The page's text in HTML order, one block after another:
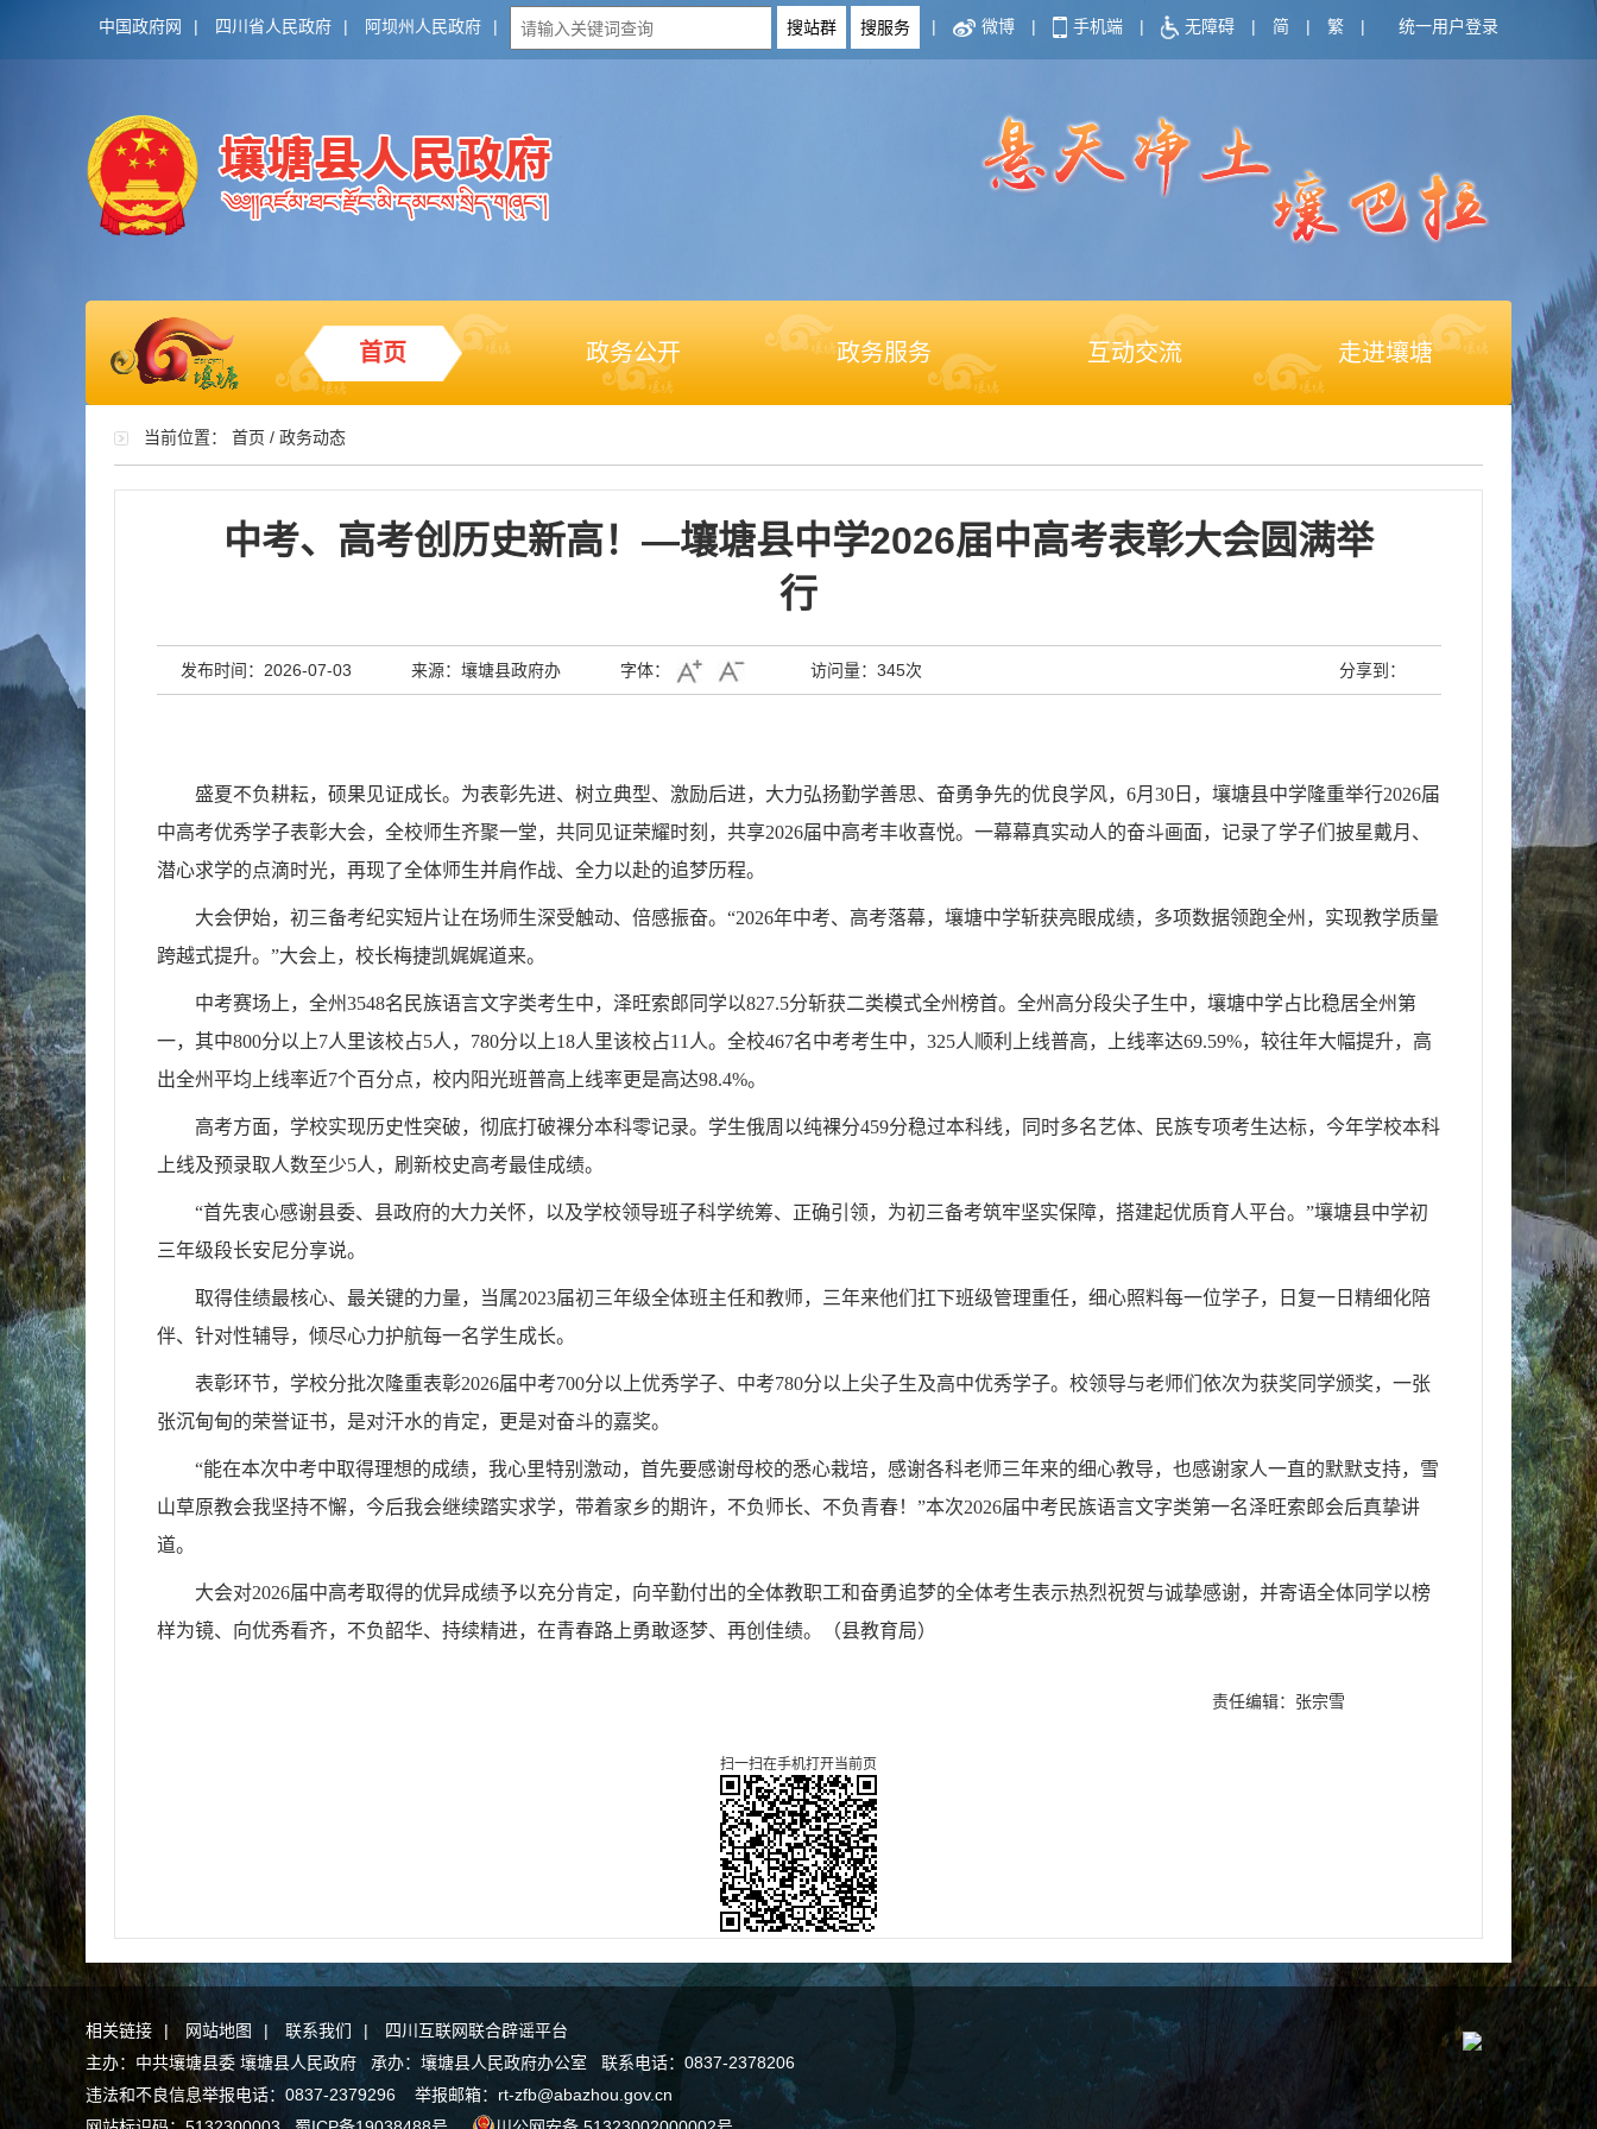
中国政府网 | 四川省人民政府 | 阿坝州人民政府 | | 微博 | 手机端 | 无障碍 | 简 | 繁 | 统一用户登录
首页 政务公开 政务服务 互动交流 走进壤塘
当前位置： 首页 / 政务动态
中考、高考创历史新高！—壤塘县中学2026届中高考表彰大会圆满举
行
发布时间：2026-07-03 来源：壤塘县政府办 字体： 访问量： 345次 分享到：
盛夏不负耕耘，硕果见证成长。为表彰先进、树立典型、激励后进，大力弘扬勤学善思、奋勇争先的优良学风，6月30日，壤塘县中学隆重举行2026届
中高考优秀学子表彰大会，全校师生齐聚一堂，共同见证荣耀时刻，共享2026届中高考丰收喜悦。一幕幕真实动人的奋斗画面，记录了学子们披星戴月、
潜心求学的点滴时光，再现了全体师生并肩作战、全力以赴的追梦历程。
大会伊始，初三备考纪实短片让在场师生深受触动、倍感振奋。“2026年中考、高考落幕，壤塘中学斩获亮眼成绩，多项数据领跑全州，实现教学质量
跨越式提升。”大会上，校长梅捷凯娓娓道来。
中考赛场上，全州3548名民族语言文字类考生中，泽旺索郎同学以827.5分斩获二类模式全州榜首。全州高分段尖子生中，壤塘中学占比稳居全州第
一，其中800分以上7人里该校占5人，780分以上18人里该校占11人。全校467名中考考生中，325人顺利上线普高，上线率达69.59%，较往年大幅提升，高
出全州平均上线率近7个百分点，校内阳光班普高上线率更是高达98.4%。
高考方面，学校实现历史性突破，彻底打破裸分本科零记录。学生俄周以纯裸分459分稳过本科线，同时多名艺体、民族专项考生达标，今年学校本科
上线及预录取人数至少5人，刷新校史高考最佳成绩。
“首先衷心感谢县委、县政府的大力关怀，以及学校领导班子科学统筹、正确引领，为初三备考筑牢坚实保障，搭建起优质育人平台。”壤塘县中学初
三年级段长安尼分享说。
取得佳绩最核心、最关键的力量，当属2023届初三年级全体班主任和教师，三年来他们扛下班级管理重任，细心照料每一位学子，日复一日精细化陪
伴、针对性辅导，倾尽心力护航每一名学生成长。
表彰环节，学校分批次隆重表彰2026届中考700分以上优秀学子、中考780分以上尖子生及高中优秀学子。校领导与老师们依次为获奖同学颁奖，一张
张沉甸甸的荣誉证书，是对汗水的肯定，更是对奋斗的嘉奖。
“能在本次中考中取得理想的成绩，我心里特别激动，首先要感谢母校的悉心栽培，感谢各科老师三年来的细心教导，也感谢家人一直的默默支持，雪
山草原教会我坚持不懈，今后我会继续踏实求学，带着家乡的期许，不负师长、不负青春！”本次2026届中考民族语言文字类第一名泽旺索郎会后真挚讲
道。
大会对2026届中高考取得的优异成绩予以充分肯定，向辛勤付出的全体教职工和奋勇追梦的全体考生表示热烈祝贺与诚挚感谢，并寄语全体同学以榜
样为镜、向优秀看齐，不负韶华、持续精进，在青春路上勇敢逐梦、再创佳绩。（县教育局）
责任编辑：张宗雪
扫一扫在手机打开当前页
相关链接 | 网站地图 | 联系我们 |
四川互联网联合辟谣平台
主办：中共壤塘县委 壤塘县人民政府 承办：壤塘县人民政府办公室 联系电话：0837-2378206
违法和不良信息举报电话：0837-2379296 举报邮箱：rt-zfb@abazhou.gov.cn